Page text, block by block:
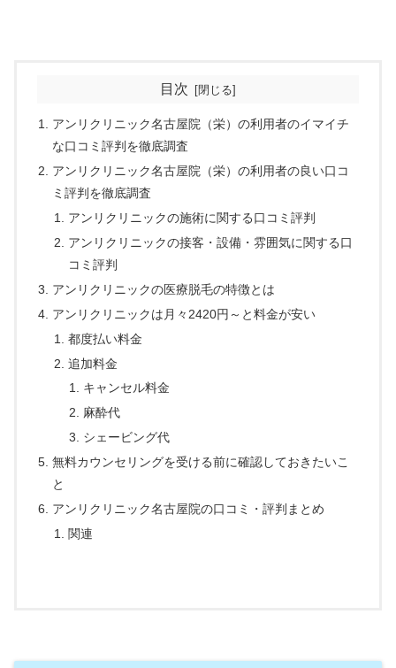
目次
アンリクリニック名古屋院（栄）の利用者のイマイチ
な口コミ評判を徹底調査
アンリクリニック名古屋院（栄）の利用者の良い口コ
ミ評判を徹底調査
アンリクリニックの施術に関する口コミ評判
アンリクリニックの接客・設備・雰囲気に関する口
コミ評判
アンリクリニックの医療脱毛の特徴とは
アンリクリニックは月々2420円～と料金が安い
都度払い料金
追加料金
キャンセル料金
麻酔代
シェービング代
無料カウンセリングを受ける前に確認しておきたいこ
と
アンリクリニック名古屋院の口コミ・評判まとめ
関連